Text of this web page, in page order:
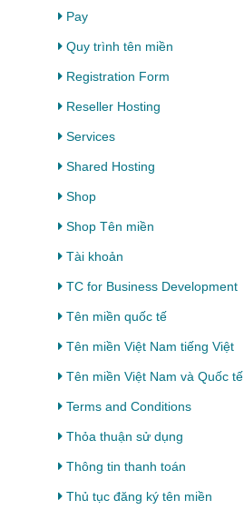
Pay
Quy trình tên miền
Registration Form
Reseller Hosting
Services
Shared Hosting
Shop
Shop Tên miền
Tài khoản
TC for Business Development
Tên miền quốc tế
Tên miền Việt Nam tiếng Việt
Tên miền Việt Nam và Quốc tế
Terms and Conditions
Thỏa thuận sử dụng
Thông tin thanh toán
Thủ tục đăng ký tên miền